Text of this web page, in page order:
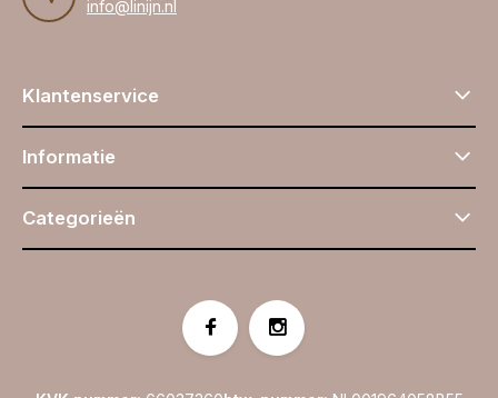
info@linijn.nl
Klantenservice
Informatie
Categorieën